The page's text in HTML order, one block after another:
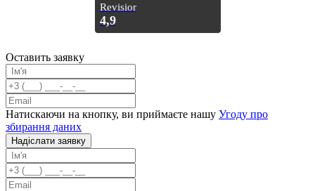
Revisior
4,9
Оставить заявку
Натискаючи на кнопку, ви приймаєте нашу Угоду про
збирання даних
Надiслати заявку